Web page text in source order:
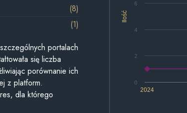
Ilość
2024
0
2
4
6
(8)
(1)
portalach
się liczba
porównanie ich
z platform.
dla którego